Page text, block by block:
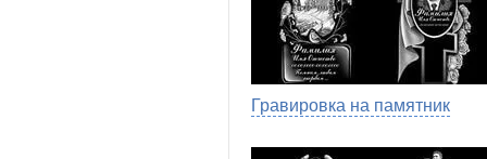
Гравировка на памятник